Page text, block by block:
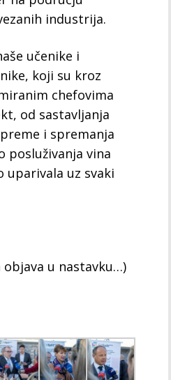
industrija.
učenike i
koji su kroz
chefovima
od sastavljanja
i spremanja
posluživanja vina
uparivala uz svaki
u nastavku…)